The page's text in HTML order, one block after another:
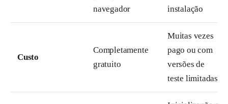
navegador
instalação
Custo
Completamente
gratuito
Muitas vezes
pago ou com
versões de
teste limitadas